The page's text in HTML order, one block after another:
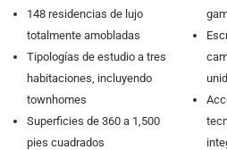
148 residencias de lujo
totalmente amobladas
Tipologías de estudio a tres
habitaciones, incluyendo
townhomes
Superficies de 360 a 1,500
pies cuadrados